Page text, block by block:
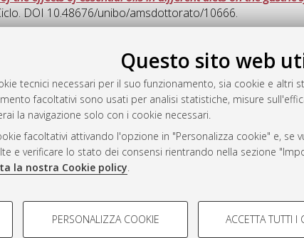
Questo sito web
tecnici necessari per il suo funzionamento, sia cookie e
facoltativi sono usati per analisi statistiche, misure
la navigazione solo con i cookie necessari.
facoltativi attivando l'opzione in "Personalizza cookie" e,
e verificare lo stato dei consensi rientrando nella sezione
la nostra Cookie policy.
- FACOLTATIVI
PERSONALIZZA COOKIE ACCETTA TUTTI I
DOI 10.48676/unibo/amsdottorato/10666.
AMS Dottorato
ISSN: 2038-7946
Servizio implementato e gestito da
Impostazioni Cookie
Informativa sulla privacy
Condizioni d’uso del sito
- Università di Bologna, 2007-2026.